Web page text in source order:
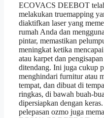
ECOVACS DEEBOT
melakukan truemapping
diaktifkan laser yang
rumah Anda dan
pintar, memastikan
meningkat ketika
atau karpet dan
ditendang. Ini juga cukup
menghindari furnitur atau
tempat, dan dibuat di
ringkas, di bawah buah-
dipersiapkan dengan
pelepasan ozmo juga